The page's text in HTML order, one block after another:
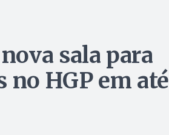
sala para
HGP em até